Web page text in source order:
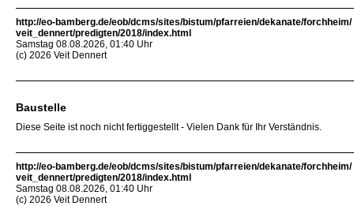
http://eo-bamberg.de/eob/dcms/sites/bistum/pfarreien/dekanate/forchheim/
veit_dennert/predigten/2018/index.html
Samstag 08.08.2026, 01:40 Uhr
(c) 2026 Veit Dennert
Baustelle
Diese Seite ist noch nicht fertiggestellt - Vielen Dank für Ihr Verständnis.
http://eo-bamberg.de/eob/dcms/sites/bistum/pfarreien/dekanate/forchheim/
veit_dennert/predigten/2018/index.html
Samstag 08.08.2026, 01:40 Uhr
(c) 2026 Veit Dennert